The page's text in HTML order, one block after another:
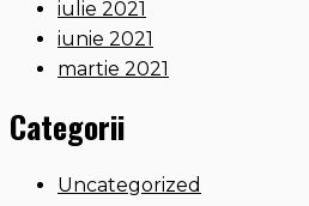
iulie 2021
iunie 2021
martie 2021
Categorii
Uncategorized